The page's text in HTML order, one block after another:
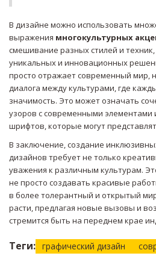
В дизайне можно использовать
выражения многокультурных
смешивание разных стилей и
уникальных и инновационных
просто отражает современный мир,
диалога между культурами, где
значимость. Это может означать
узоров с современными элементами
шрифтов, которые могут
В заключение, создание
дизайнов требует не только
уважения к различным культурам.
не просто создавать красивые
в более толерантный и открытый
расти, предлагая новые вызовы и
стремится быть на переднем крае
Теги: графический дизайн